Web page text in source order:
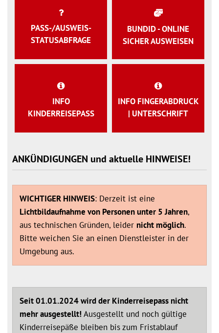
PASS-/AUSWEIS-
STATUSABFRAGE
BUNDID - ONLINE
SICHER AUSWEISEN
INFO
KINDERREISEPASS
INFO FINGERABDRUCK
| UNTERSCHRIFT
ANKÜNDIGUNGEN und aktuelle HINWEISE!
WICHTIGER HINWEIS: Derzeit ist eine
Lichtbildaufnahme von Personen unter 5 Jahren,
aus technischen Gründen, leider nicht möglich.
Bitte weichen Sie an einen Dienstleister in der
Umgebung aus.
Seit 01.01.2024 wird der Kinderreisepass nicht
mehr ausgestellt! Ausgestellt und noch gültige
Kinderreisepäße bleiben bis zum Fristablauf